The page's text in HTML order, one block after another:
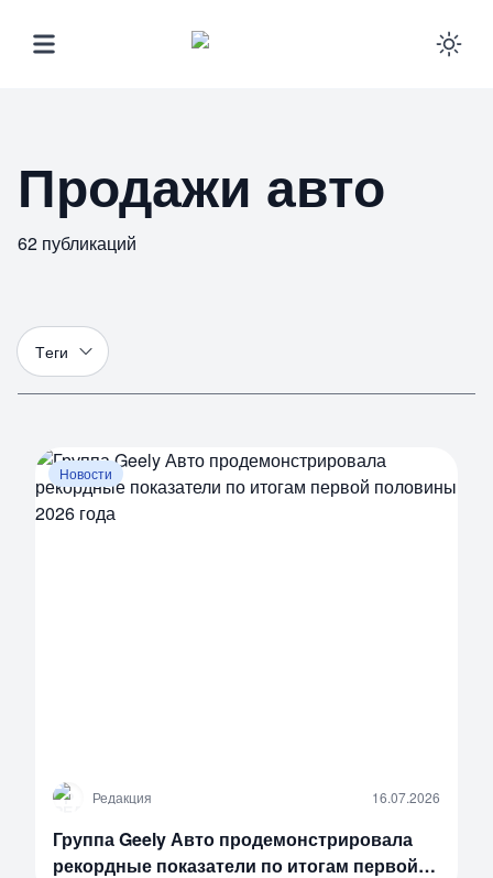
Продажи авто
62 публикаций
Теги
Новости
Р Редакция 16.07.2026
Группа Geely Авто продемонстрировала
рекордные показатели по итогам первой